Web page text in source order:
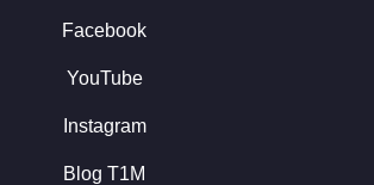
Facebook
YouTube
Instagram
Blog T1M